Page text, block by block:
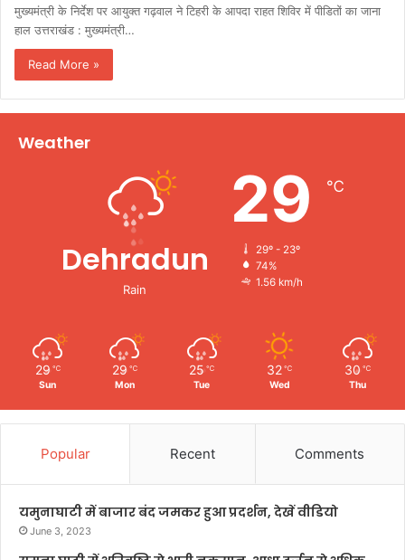
मुख्यमंत्री के निर्देश पर आयुक्त गढ़वाल ने टिहरी के आपदा राहत शिविर में पीडितों का जाना
हाल उत्तराखंड : मुख्यमंत्री…
Read More »
Weather
Dehradun
Rain
29 ℃
29º - 23º
74%
1.56 km/h
29 ℃
Sun
29 ℃
Mon
25 ℃
Tue
32 ℃
Wed
30 ℃
Thu
Popular Recent Comments
यमुनाघाटी में बाजार बंद जमकर हुआ प्रदर्शन, देखें वीडियो
June 3, 2023